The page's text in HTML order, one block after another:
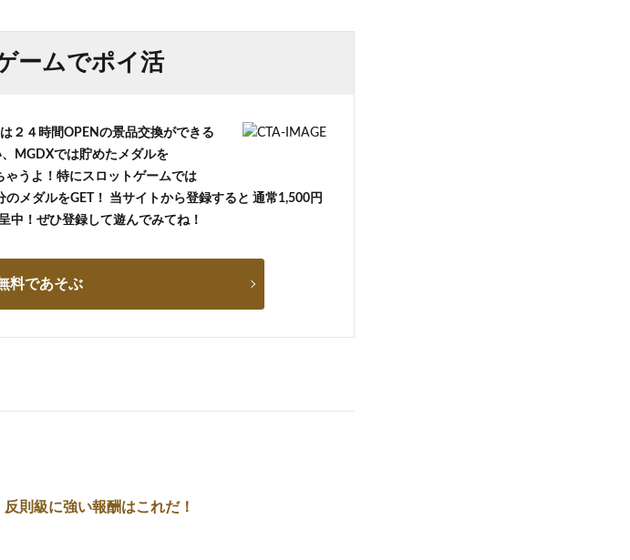
ームでポイ活
２４時間OPENの景品交換ができる
MGDXでは貯めたメダルを
ゃうよ！特にスロットゲームでは
メダルをGET！ 当サイトから登録すると 通常1,500円
中！ぜひ登録して遊んでみてね！
料であそぶ
則級に強い報酬はこれだ！